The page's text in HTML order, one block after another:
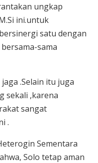
ungkap
ini.untuk
satu dengan
sama
.Selain itu juga
sekali ,karena
sangat
.
Sementara
Solo tetap aman